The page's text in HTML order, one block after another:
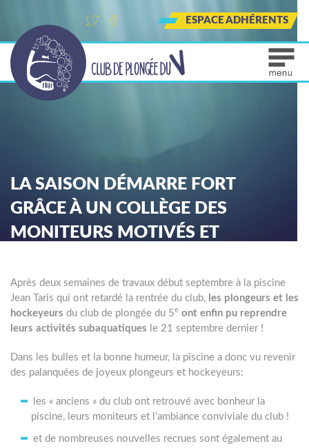
er
bo
ok
ra
m
ESPACE ADHÉRENTS
LA SAISON DÉMARRE FORT
GRÂCE À UN COLLÈGE DES
MONITEURS MOTIVÉS ET
Après deux semaines de travaux début septembre à la piscine
Jean Taris qui ont retardé la rentrée du club, les plongeurs et les
hockeyeurs du club de plongée du 5e ont enfin pu reprendre
leurs activités subaquatiques le 21 septembre dernier !
Dans les bulles et la bonne humeur, la piscine a donc vu revenir
des palanquées de joyeux plongeurs et hockeyeurs:
les « anciens » du club ont retrouvé avec bonheur la
piscine, leurs moniteurs et l’ambiance conviviale du club !
et de nombreuses nouvelles recrues sont également au